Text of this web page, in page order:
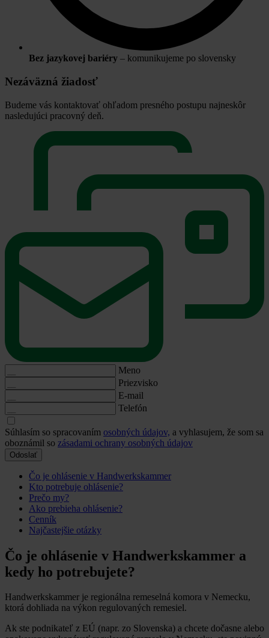
Bez jazykovej bariéry – komunikujeme po slovensky
Nezáväzná žiadosť
Budeme vás kontaktovať ohľadom presného postupu najneskôr
nasledujúci pracovný deň.
Meno
Priezvisko
E-mail
Telefón
Súhlasím so spracovaním osobných údajov, a vyhlasujem, že som sa
oboznámil so zásadami ochrany osobných údajov
Odoslať
Čo je ohlásenie v Handwerkskammer
Kto potrebuje ohlásenie?
Prečo my?
Ako prebieha ohlásenie?
Cenník
Najčastejšie otázky
Čo je ohlásenie v Handwerkskammer a
kedy ho potrebujete?
Handwerkskammer je regionálna remeselná komora v Nemecku,
ktorá dohliada na výkon regulovaných remesiel.
Ak ste podnikateľ z EÚ (napr. zo Slovenska) a chcete dočasne alebo